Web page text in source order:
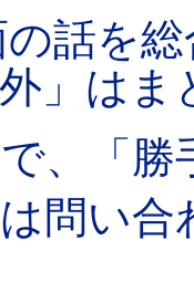
の話を
」は
、「勝
問い